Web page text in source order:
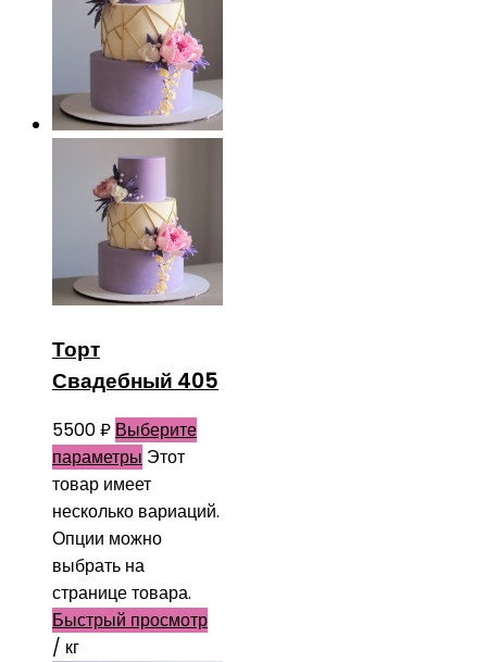
Торт
Свадебный 405
5500₽ Выберите
параметры Этот
товар имеет
несколько вариаций.
Опции можно
выбрать на
странице товара.
Быстрый просмотр
/ кг